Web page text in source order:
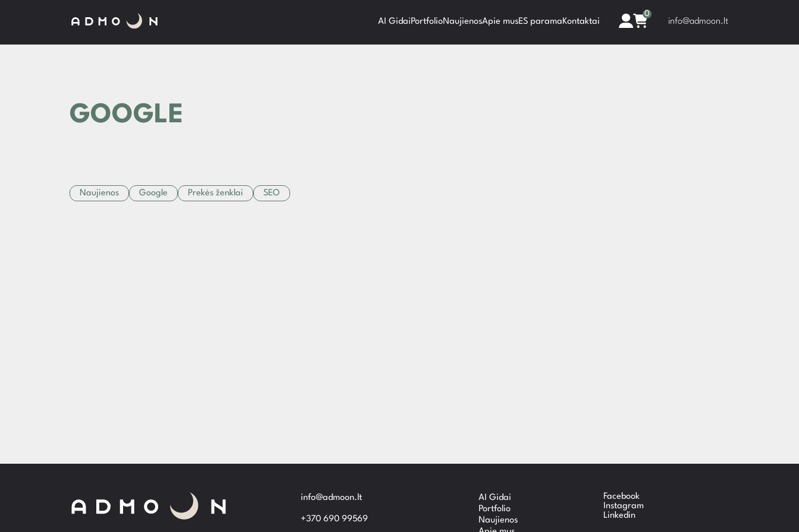
AI GidaiPortfolioNaujienosApie musES paramaKontaktai
0
info@admoon.lt
GOOGLE
Naujienos Google Prekės ženklai SEO
info@admoon.lt
+370 690 99569
AI Gidai
Portfolio
Naujienos
Facebook
Instagram
Linkedin